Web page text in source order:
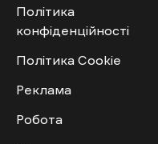
Політика
конфіденційності
Політика Cookie
Реклама
Робота